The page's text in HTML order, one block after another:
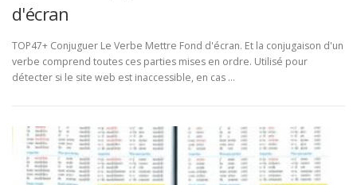
d'écran
TOP47+ Conjuguer Le Verbe Mettre Fond d'écran. Et la conjugaison d'un
verbe comprend toutes ces parties mises en ordre. Utilisé pour
détecter si le site web est inaccessible, en cas …